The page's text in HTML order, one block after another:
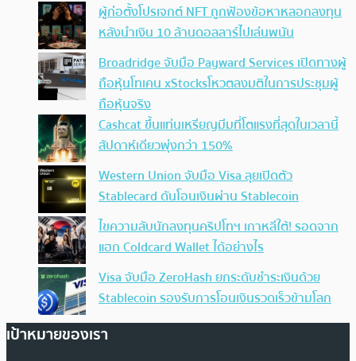
ผู้ก่อตั้งโปรเจกต์ NFT ถูกฟ้องข้อหาหลอกลงทุน
หลังนำเงิน 10 ล้านดอลลาร์ไปเล่นพนัน
Broadridge จับมือ Payward Services เปิดทางผู้
ถือหุ้นโทเคน xStocksโหวตลงมติในการประชุมผู้
ถือหุ้นจริง
Cashcat ขึ้นแท่นเหรียญมีมที่โตแรงที่สุดในเวลานี้
สัปดาห์เดียวพุ่งกว่า 150%
Western Union จับมือ Visa ลุยเปิดตัว
Stablecard ดันโอนเงินผ่าน Stablecoin
ไขความลับนักลงทุนคริปโทฯ เกาหลีใต้! รอดจาก
แฮก Coldcard Wallet ได้อย่างไร
Visa จับมือ ZeroHash ยกระดับชำระเงินด้วย
Stablecoin รองรับการโอนเงินรวดเร็วข้ามโลก
เป้าหมายของเรา